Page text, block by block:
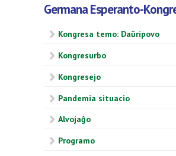
Germana Esperanto-
Kongresa temo: Daŭripovo
Kongresurbo
Kongresejo
Pandemia situacio
Alvojaĝo
Programo